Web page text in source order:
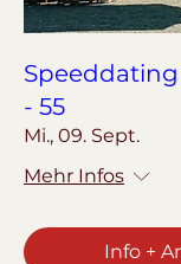
- 55
Mi., 09. Sept.
Mehr Infos
Info +